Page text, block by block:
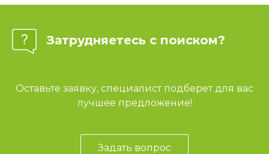
Затрудняетесь с поиском?
Оставьте заявку, специалист подберет для вас
лучшее предложение!
Задать вопрос